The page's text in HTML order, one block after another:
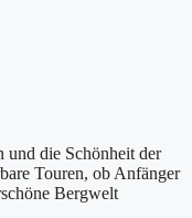
und die Schönheit der
Touren, ob Anfänger
Bergwelt